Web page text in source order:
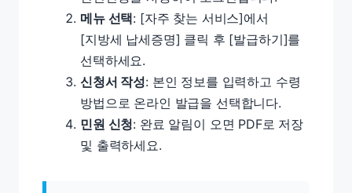
메뉴 선택: [자주 찾는 서비스]에서
[지방세 납세증명] 클릭 후 [발급하기]를
선택하세요.
신청서 작성: 본인 정보를 입력하고 수령
방법으로 온라인 발급을 선택합니다.
민원 신청: 완료 알림이 오면 PDF로 저장
및 출력하세요.